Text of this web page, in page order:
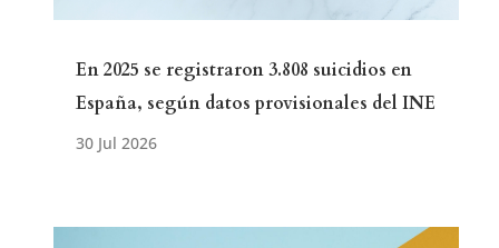
En 2025 se registraron 3.808 suicidios en
España, según datos provisionales del INE